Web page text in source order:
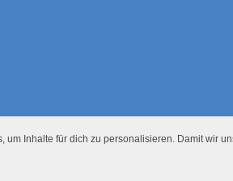
um Inhalte für dich zu personalisieren. Damit wir